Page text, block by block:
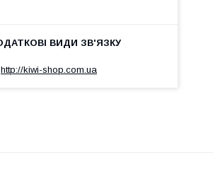
http://kiwi-shop.com.ua